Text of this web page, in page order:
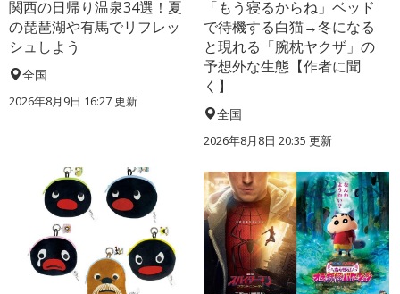
関西の日帰り温泉34選！夏
の琵琶湖や有馬でリフレッ
シュしよう
全国
2026年8月9日 16:27更新
「もう寝るからね」ベッド
で待機する白猫→冬になる
と現れる「腕枕ヤクザ」の
予想外な生態【作者に聞
く】
全国
2026年8月8日 20:35 更新